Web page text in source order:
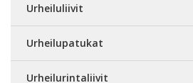
Urheiluliivit
Urheilupatukat
Urheilurintaliivit